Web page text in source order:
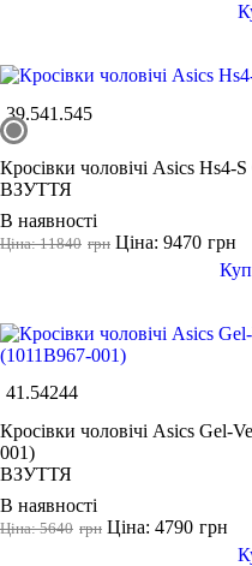
39.541.545
Кросівки чоловічі Asics Hs4-
ВЗУТТЯ
В наявності
грн
Ціна: 11840 грн
Ціна: 9470
41.54244
Кросівки чоловічі Asics Gel-
001)
ВЗУТТЯ
В наявності
грн
Ціна: 5640 грн
Ціна: 4790